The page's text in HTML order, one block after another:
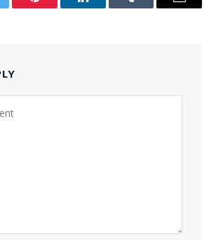
Pinterest LinkedInTumblr Email